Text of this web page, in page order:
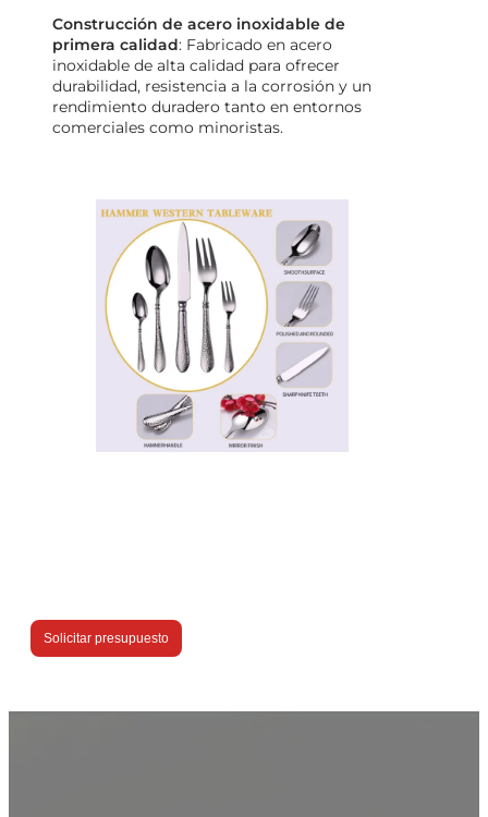
Construcción de acero inoxidable de
primera calidad: Fabricado en acero
inoxidable de alta calidad para ofrecer
durabilidad, resistencia a la corrosión y un
rendimiento duradero tanto en entornos
comerciales como minoristas.
Solicitar presupuesto